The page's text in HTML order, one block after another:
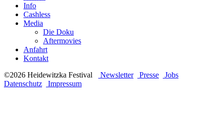
Info
Cashless
Media
Die Doku
Aftermovies
Anfahrt
Kontakt
©2026 Heidewitzka Festival
Newsletter Presse
Jobs
Datenschutz
Impressum